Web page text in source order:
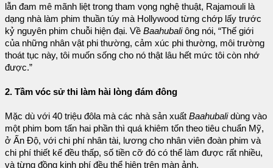
lẫn đam mê mãnh liệt trong tham vọng nghệ thuật, Rajamouli là
dạng nhà làm phim thuần túy mà Hollywood từng chớp lấy trước
kỷ nguyên phim chuỗi hiện đại. Về Baahubaliông nói, “Thế giới
của những nhân vật phi thường, cảm xúc phi thường, môi trường
thoát tục này, tôi muốn sống cho nó thật lâu hết mức tôi còn nhớ
được.”
2. Tầm vóc sử thi làm hài lòng đám đông
Mặc dù với 40 triệu đôla mà các nhà sản xuất Baahubalidùng vào
một phim bom tấn hai phần thì quá khiêm tốn theo tiêu chuẩn Mỹ,
ở Ấn Độ, với chi phí nhân tài, lương cho nhân viên đoàn phim và
chi phí thiết kế đều thấp, số tiền cỡ đó có thể làm được rất nhiều,
và từng đồng kinh phí đều thể hiện trên màn ảnh.